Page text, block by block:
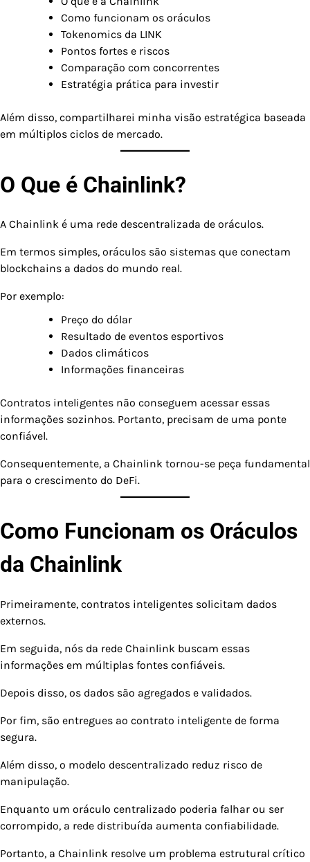
Como funcionam os oráculos
Tokenomics da LINK
Pontos fortes e riscos
Comparação com concorrentes
Estratégia prática para investir
Além disso, compartilharei minha visão estratégica baseada
em múltiplos ciclos de mercado.
O Que é Chainlink?
A Chainlink é uma rede descentralizada de oráculos.
Em termos simples, oráculos são sistemas que conectam
blockchains a dados do mundo real.
Por exemplo:
Preço do dólar
Resultado de eventos esportivos
Dados climáticos
Informações financeiras
Contratos inteligentes não conseguem acessar essas
informações sozinhos. Portanto, precisam de uma ponte
confiável.
Consequentemente, a Chainlink tornou-se peça fundamental
para o crescimento do DeFi.
Como Funcionam os Oráculos
da Chainlink
Primeiramente, contratos inteligentes solicitam dados
externos.
Em seguida, nós da rede Chainlink buscam essas
informações em múltiplas fontes confiáveis.
Depois disso, os dados são agregados e validados.
Por fim, são entregues ao contrato inteligente de forma
segura.
Além disso, o modelo descentralizado reduz risco de
manipulação.
Enquanto um oráculo centralizado poderia falhar ou ser
corrompido, a rede distribuída aumenta confiabilidade.
Portanto, a Chainlink resolve um problema estrutural crítico